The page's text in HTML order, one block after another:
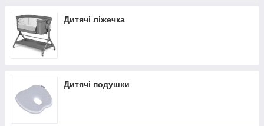
Дитячі ліжечка
Дитячі подушки